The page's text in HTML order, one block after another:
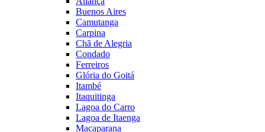
Buenos Aires
Camutanga
Carpina
Chã de Alegria
Condado
Ferreiros
Glória do Goitá
Itambé
Itaquitinga
Lagoa do Carro
Lagoa de Itaenga
Macaparana